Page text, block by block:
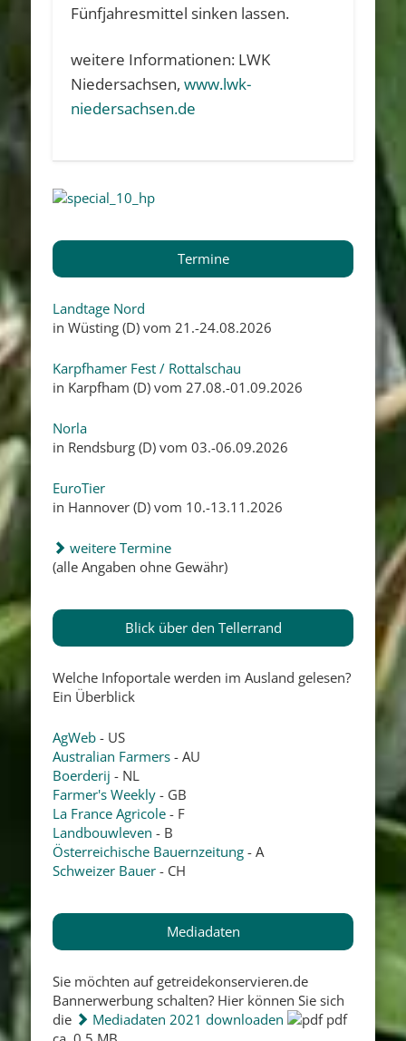
Fünfjahresmittel sinken lassen.
weitere Informationen: LWK
Niedersachsen,www.lwk-
niedersachsen.de
Termine
Landtage Nord
in Wüsting (D) vom 21.-24.08.2026
Karpfhamer Fest / Rottalschau
in Karpfham (D) vom 27.08.-01.09.2026
Norla
in Rendsburg (D) vom 03.-06.09.2026
EuroTier
in Hannover (D) vom 10.-13.11.2026
weitere Termine
(alle Angaben ohne Gewähr)
Blick über den Tellerrand
Welche Infoportale werden im Ausland gelesen?
Ein Überblick
AgWeb - US
Australian Farmers - AU
Boerderij - NL
Farmer's Weekly - GB
La France Agricole - F
Landbouwleven - B
Österreichische Bauernzeitung - A
Schweizer Bauer - CH
Mediadaten
Sie möchten auf getreidekonservieren.de
Bannerwerbung schalten? Hier können Sie sich
die
Mediadaten 2021 downloaden
pdf